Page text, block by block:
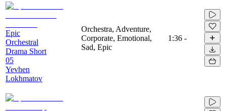
Epic
Orchestral
Drama Short
05
Yevhen
Lokhmatov
Orchestra, Adventure,
Corporate, Emotional,
Sad, Epic
1:36 -